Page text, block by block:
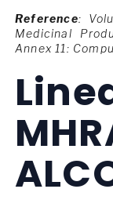
Reference:
Medicinal
Annex 11: